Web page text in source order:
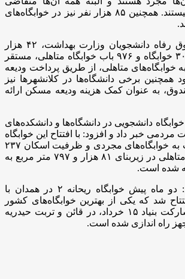
استفاده از خوابگاه نیستند. همچنین ۸۵ هزار نفر نیز در خوابگاه‌های
به گفته رئیس صندوق رفاه دانشجویان وزارت بهداشت، ۴۲ هزار
دانشجوی متاهل در ۳۰ خوابگاه و ۹۷۶ باب خوابگاه متاهلی، مستقر
خوابگاه‌های متاهلی، از طریق پرداخت ودیعه
برخی دانشگاه‌ها در کلانشهر‌ها نیز
به عنوان کمک هزینه ودیعه مسکن ارائه
محمدی از افتتاح ۲۹ خوابگاه دانشجویی در دانشگاه‌ها و دانشکده‌های
خبر داد و افزود: با افتتاح این خوابگاه
ها، ۵ هزار و ۲۴ تخت به خوابگاه‌های مجردی و ظرفیت اسکان ۲۳۷
زوج در خوابگاه‌های متاهلی در زیربنای ۸۱ هزار و ۷۹۷ متر مربع به
شده است.
وی خاطرنشان کرد: دو ماه پیش خوابگاه ریحانه ۲ در همدان با
نفر افتتاح شد که یکی از بهترین خوابگاه‌های کشور
است. همچنین با مشارکت بنیاد ۱۵ خرداد، در قائن و تربت حیدریه
راه اندازی شده است.